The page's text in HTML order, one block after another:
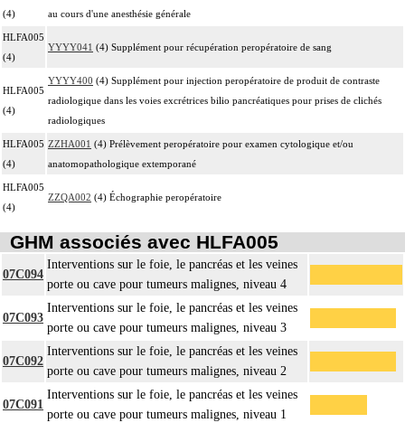
(4)
au cours d'une anesthésie générale
HLFA005
(4)
YYYY041 (4) Supplément pour récupération peropératoire de sang
HLFA005
(4)
YYYY400 (4) Supplément pour injection peropératoire de produit de contraste
radiologique dans les voies excrétrices bilio pancréatiques pour prises de clichés
radiologiques
HLFA005
(4)
ZZHA001 (4) Prélèvement peropératoire pour examen cytologique et/ou
anatomopathologique extemporané
HLFA005
(4)
ZZQA002 (4) Échographie peropératoire
GHM associés avec HLFA005
07C094
Interventions sur le foie, le pancréas et les veines
porte ou cave pour tumeurs malignes, niveau 4
07C093
Interventions sur le foie, le pancréas et les veines
porte ou cave pour tumeurs malignes, niveau 3
07C092
Interventions sur le foie, le pancréas et les veines
porte ou cave pour tumeurs malignes, niveau 2
07C091
Interventions sur le foie, le pancréas et les veines
porte ou cave pour tumeurs malignes, niveau 1